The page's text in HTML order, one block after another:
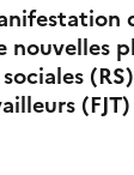
nouvelles